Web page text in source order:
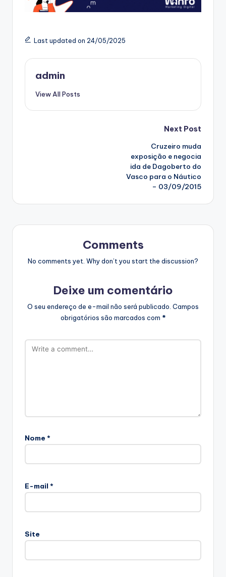
Last updated on 24/05/2025
admin
View All Posts
Next Post
Cruzeiro muda
exposição e negocia
ida de Dagoberto do
Vasco para o Náutico
– 03/09/2015
Comments
No comments yet. Why don’t you start the discussion?
Deixe um comentário
O seu endereço de e-mail não será publicado. Campos
obrigatórios são marcados com *
Nome *
E-mail *
Site